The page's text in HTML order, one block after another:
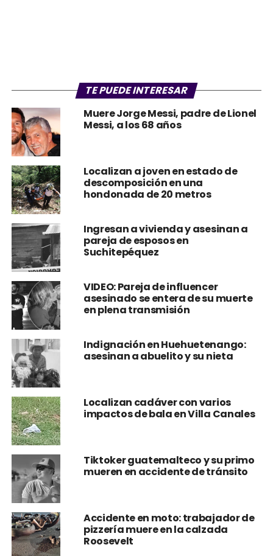
TE PUEDE INTERESAR
Muere Jorge Messi, padre de Lionel
Messi, a los 68 años
Localizan a joven en estado de
descomposición en una
hondonada de 20 metros
Ingresan a vivienda y asesinan a
pareja de esposos en
Suchitepéquez
VIDEO: Pareja de influencer
asesinado se entera de su muerte
en plena transmisión
Indignación en Huehuetenango:
asesinan a abuelito y su nieta
Localizan cadáver con varios
impactos de bala en Villa Canales
Tiktoker guatemalteco y su primo
mueren en accidente de tránsito
Accidente en moto: trabajador de
pizzería muere en la calzada
Roosevelt